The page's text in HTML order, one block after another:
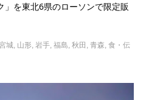
」を東北6県のローソンで限定販
城, 山形, 岩手, 福島, 秋田 , 青森, 食・伝